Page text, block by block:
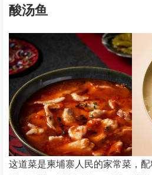
酸汤鱼
这道菜是柬埔寨人民的家常菜，